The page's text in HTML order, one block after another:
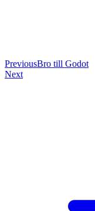
PreviousBro till Godot
Next